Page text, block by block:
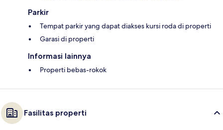
Parkir
Tempat parkir yang dapat diakses kursi roda di properti
Garasi di properti
Informasi lainnya
Properti bebas-rokok
Fasilitas properti